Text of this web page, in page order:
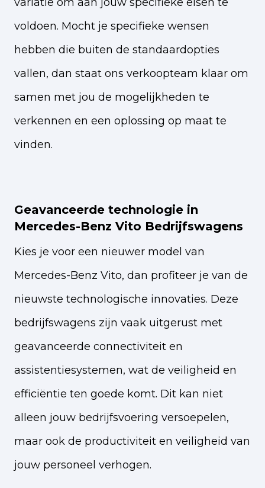
voldoen. Mocht je specifieke wensen
hebben die buiten de standaardopties
vallen, dan staat ons verkoopteam klaar om
samen met jou de mogelijkheden te
verkennen en een oplossing op maat te
vinden.
Geavanceerde technologie in
Mercedes-Benz Vito Bedrijfswagens
Kies je voor een nieuwer model van
Mercedes-Benz Vito, dan profiteer je van de
nieuwste technologische innovaties. Deze
bedrijfswagens zijn vaak uitgerust met
geavanceerde connectiviteit en
assistentiesystemen, wat de veiligheid en
efficiëntie ten goede komt. Dit kan niet
alleen jouw bedrijfsvoering versoepelen,
maar ook de productiviteit en veiligheid van
jouw personeel verhogen.